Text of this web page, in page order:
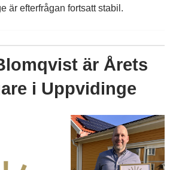
är efterfrågan fortsatt stabil.
är Årets
i Uppvidinge